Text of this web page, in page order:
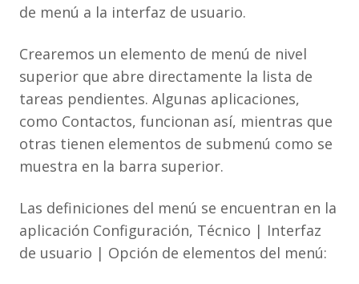
de menú a la interfaz de usuario.
Crearemos un elemento de menú de nivel
superior que abre directamente la lista de
tareas pendientes. Algunas aplicaciones,
como Contactos, funcionan así, mientras que
otras tienen elementos de submenú como se
muestra en la barra superior.
Las definiciones del menú se encuentran en la
aplicación Configuración, Técnico | Interfaz
de usuario | Opción de elementos del menú: